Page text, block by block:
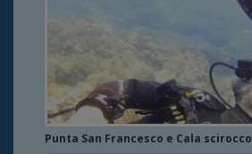
Punta San Francesco e Cala scirocco